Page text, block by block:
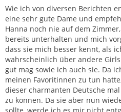
Wie ich von diversen Berichten
eine sehr gute Dame und
Hanna noch nie auf dem
bereits unterhalten und mich
dass sie mich besser kennt, als
wahrscheinlich über andere
gut mag sowie ich auch sie. Da
meinen Favoritinnen zu tun
dieser charmanten Deutsche
zu können. Da sie aber nun